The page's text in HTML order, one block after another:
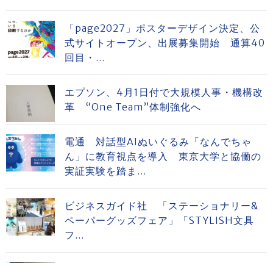
「page2027」ポスターデザイン決定、公
式サイトオープン、出展募集開始 通算40
回目・...
エプソン、4月1日付で大規模人事・機構改
革 “One Team”体制強化へ
電通 対話型AIぬいぐるみ「なんでちゃ
ん」に教育視点を導入 東京大学と協働の
実証実験を踏ま...
ビジネスガイド社 「ステーショナリー&
ペーパーグッズフェア」「STYLISH文具
フ...